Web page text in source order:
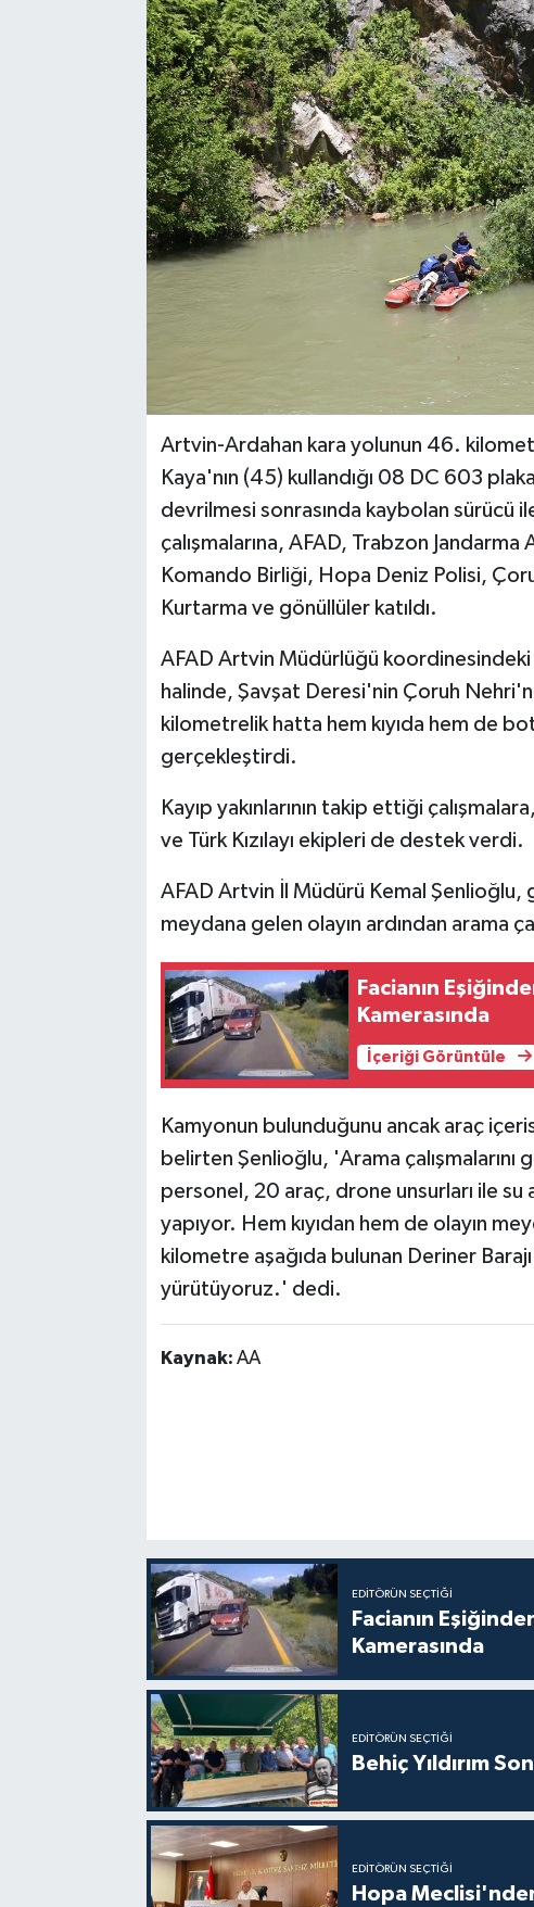
Artvin-Ardahan kara yolunun 46.
Kaya'nın (45) kullandığı 08 DC 603
devrilmesi sonrasında kaybolan sürücü
çalışmalarına, AFAD, Trabzon
Komando Birliği, Hopa Deniz Polisi,
Kurtarma ve gönüllüler katıldı.
AFAD Artvin Müdürlüğü koordinesindeki
halinde, Şavşat Deresi'nin Çoruh
kilometrelik hatta hem kıyıda hem de
gerçekleştirdi.
Kayıp yakınlarının takip ettiği
ve Türk Kızılayı ekipleri de destek verdi.
AFAD Artvin İl Müdürü Kemal Şenlioğlu,
meydana gelen olayın ardından arama
Facianın
Kamerasında
İçeriği Görüntüle
Kamyonun bulunduğunu ancak araç
belirten Şenlioğlu, 'Arama
personel, 20 araç, drone unsurları ile su
yapıyor. Hem kıyıdan hem de olayın
kilometre aşağıda bulunan Deriner
yürütüyoruz.' dedi.
Kaynak: AA
EDITÖRÜN SEÇTIĞI
Facianın
Kamerasında
EDITÖRÜN SEÇTIĞI
Behiç Yıldırım
EDITÖRÜN SEÇTIĞI
Hopa